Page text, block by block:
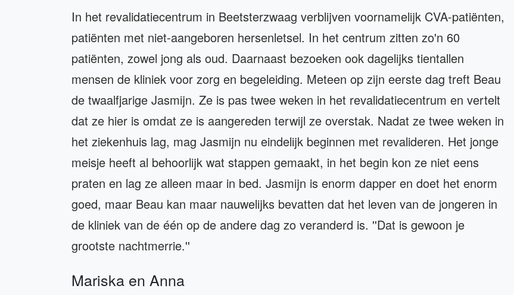
In het revalidatiecentrum in Beetsterzwaag verblijven voornamelijk CVA-patiënten,
patiënten met niet-aangeboren hersenletsel. In het centrum zitten zo'n 60
patiënten, zowel jong als oud. Daarnaast bezoeken ook dagelijks tientallen
mensen de kliniek voor zorg en begeleiding. Meteen op zijn eerste dag treft Beau
de twaalfjarige Jasmijn. Ze is pas twee weken in het revalidatiecentrum en vertelt
dat ze hier is omdat ze is aangereden terwijl ze overstak. Nadat ze twee weken in
het ziekenhuis lag, mag Jasmijn nu eindelijk beginnen met revalideren. Het jonge
meisje heeft al behoorlijk wat stappen gemaakt, in het begin kon ze niet eens
praten en lag ze alleen maar in bed. Jasmijn is enorm dapper en doet het enorm
goed, maar Beau kan maar nauwelijks bevatten dat het leven van de jongeren in
de kliniek van de één op de andere dag zo veranderd is. ''Dat is gewoon je
grootste nachtmerrie.''
Mariska en Anna